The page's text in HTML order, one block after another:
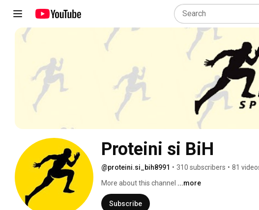
Proteini si BiH
@proteini.si_bih8991 • 310 subscribers • 81
More about this channel ...more
Subscribe